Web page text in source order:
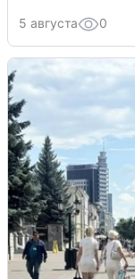
5 августа 0